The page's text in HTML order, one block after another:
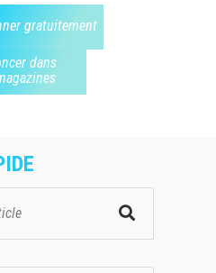
gratuitement
dans